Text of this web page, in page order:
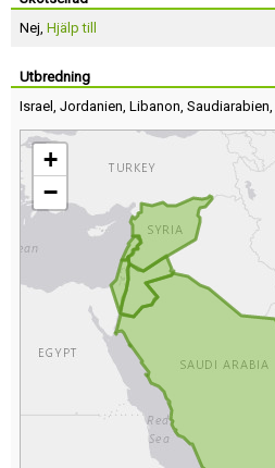
Nej, Hjälp till
Utbredning
Israel , Jordanien, Libanon, Saudiarabien,
+
−